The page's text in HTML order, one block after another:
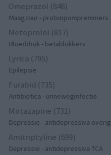
Omeprazol (848)
Maagzuur - protonpompremmers
Metoprolol (817)
Bloeddruk - betablokkers
Lyrica (795)
Epilepsie
Furabid (735)
Antibiotica - urineweginfectie
Mirtazapine (731)
Depressie - antidepressiva overig
Amitriptyline (699)
Depressie - antidepressiva TCA